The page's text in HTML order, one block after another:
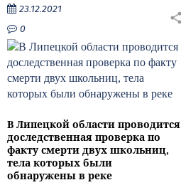
23.12.2021
0
В Липецкой области проводится
доследственная проверка по
факту смерти двух школьниц,
тела которых были
обнаружены в реке